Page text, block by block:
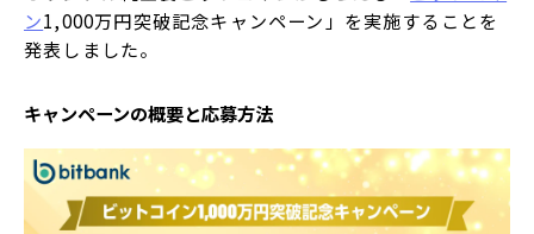
ン1,000万円突破記念キャンペーン」を実施することを
発表しました。
キャンペーンの概要と応募方法